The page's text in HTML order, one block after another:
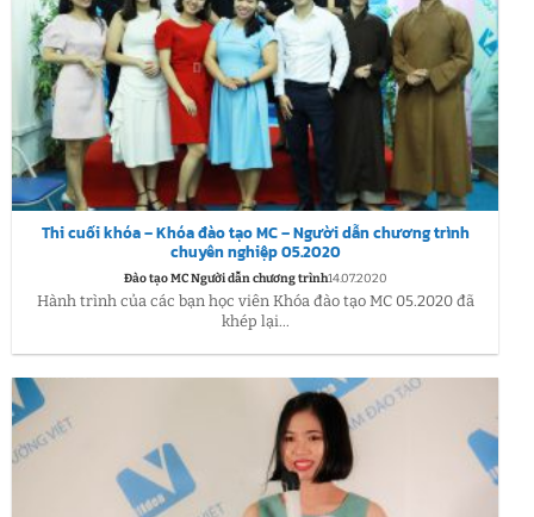
Thi cuối khóa – Khóa đào tạo MC – Người dẫn chương trình
chuyên nghiệp 05.2020
Đào tạo MC Người dẫn chương trình14.07.2020
Hành trình của các bạn học viên Khóa đào tạo MC 05.2020 đã
khép lại...